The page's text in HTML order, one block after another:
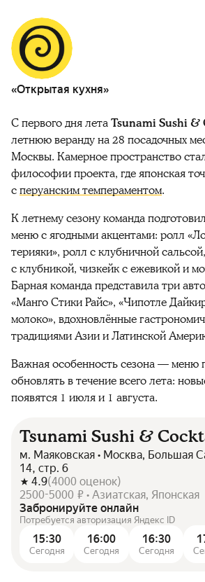
«Открытая кухня»
С первого дня летаTsunami Sushi &
летнюю веранду на 28 посадочных
Москвы. Камерное пространство
философии проекта, где японская
сперуанским темпераментом.
К летнему сезону команда
меню с ягодными акцентами: ролл
терияки», ролл с клубничной
с клубникой, чизкейк с ежевикой и
Барная команда представила три
«Манго Стики Райс», «Чипотле
молоко», вдохновлённые
традициями Азии и Латинской
Важная особенность сезона — меню
обновлять в течение всего лета:
появятся 1 июля и 1 августа.
Tsunami Sushi &
м. Маяковская • Москва, Большая
14, стр. 6
4.9(4000 оценок)
2500-5000 ₽ • Азиатская, Японская
Забронируйте онлайн
Потребуется авторизация Яндекс ID
15:30
Сегодня
16:00
Сегодня
16:30
Сегодня